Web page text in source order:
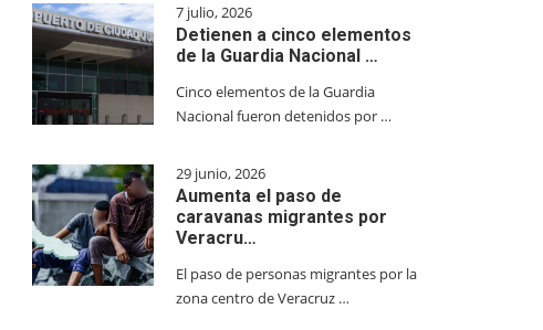
7 julio, 2026
Detienen a cinco elementos
de la Guardia Nacional …
Cinco elementos de la Guardia
Nacional fueron detenidos por …
29 junio, 2026
Aumenta el paso de
caravanas migrantes por
Veracru…
El paso de personas migrantes por la
zona centro de Veracruz …